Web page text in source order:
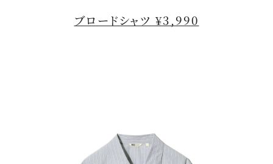
ブロードシャツ ¥3,990